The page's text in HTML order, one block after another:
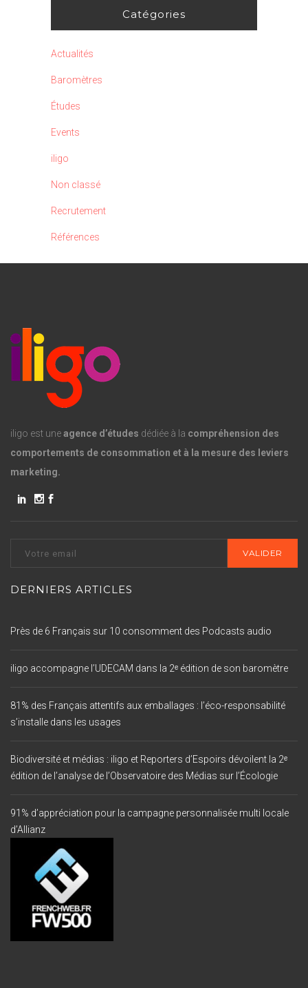
Catégories
Actualités
Baromètres
Études
Events
iligo
Non classé
Recrutement
Références
iligo est uneagence d’études dédiée à la compréhension des
comportements de consommation et à la mesure des leviers
marketing.
DERNIERS ARTICLES
Près de 6 Français sur 10 consomment des Podcasts audio
iligo accompagne l’UDECAM dans la 2ᵉ édition de son baromètre
81% des Français attentifs aux emballages : l’éco-responsabilité
s’installe dans les usages
Biodiversité et médias : iligo et Reporters d’Espoirs dévoilent la 2ᵉ
édition de l’analyse de l’Observatoire des Médias sur l’Écologie
91% d’appréciation pour la campagne personnalisée multi locale
d’Allianz